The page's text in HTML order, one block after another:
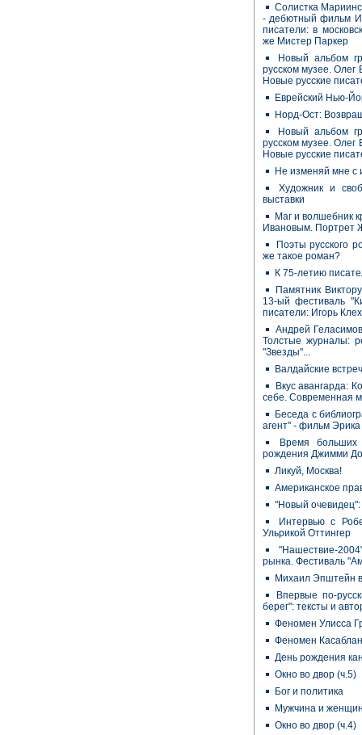
Cолистка
- дебютный фильм
писатели: в
же Мистер Паркер
Новый альбом
русском музее. Олег
Новые русские
Еврейский Нью-
Норд-Ост:
Новый альбом
русском музее. Олег
Новые русские
Не изменяй мне с
Художник и
выставки
Маг и волшебник
Ивановым. Портрет
Поэты русского
же такое роман?
К 75-летию
Памятник
13-ый фестиваль
писатели: Игорь Клех
Андрей
Толстые журналы:
"Звезды"...
Валдайские
Вкус авангарда:
себе. Современная
Беседа с
агент" - фильм
Время больших
рождения Джимми
Ликуй, Москва!
Американское
"Новый
Интервью с
Ульрикой Оттингер
"Нашествие-
рынка. Фестиваль
Михаил Эпштейн
Впервые по-
берег": тексты и
Феномен Улисса
Феномен
День рождения
Окно во двор (ч.5)
Бог и политика
Мужчина и
Окно во двор (ч.4)